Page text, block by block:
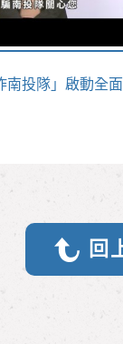
南投隊」啟動全
回